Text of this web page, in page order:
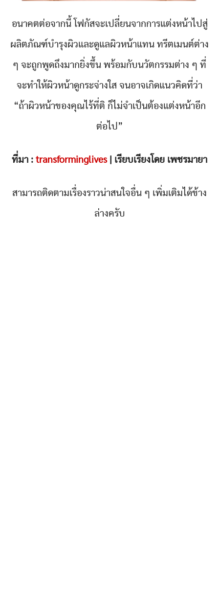
อนาคตต่อจากนี้ โฟกัสจะเปลี่ยนจากการแต่งหน้าไปสู่
ผลิตภัณฑ์บำรุงผิวและดูแลผิวหน้าแทน ทรีตเมนต์ต่าง
ๆ จะถูกพูดถึงมากยิ่งขึ้น พร้อมกับนวัตกรรมต่าง ๆ ที่
จะทำให้ผิวหน้าดูกระจ่างใส จนอาจเกิดแนวคิดที่ว่า
“ถ้าผิวหน้าของคุณไร้ที่ติ ก็ไม่จำเป็นต้องแต่งหน้าอีก
ต่อไป”
ที่มา : transforminglives| เรียบเรียงโดย เพชรมายา
สามารถติดตามเรื่องราวน่าสนใจอื่น ๆ เพิ่มเติมได้ข้าง
ล่างครับ